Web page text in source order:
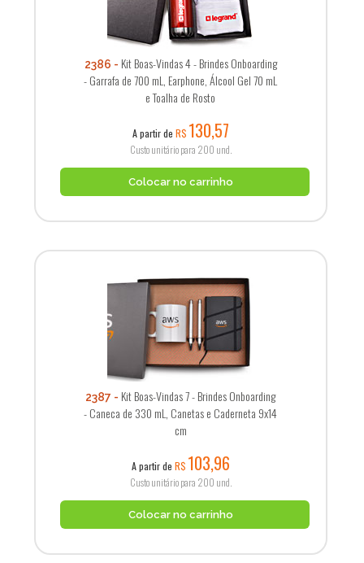
2386
Kit Boas-Vindas 4 - Brindes Onboarding
- Garrafa de 700 mL, Earphone, Álcool Gel 70 mL
e Toalha de Rosto
A partir de R$ 130,57
Custo unitário para 200 und.
Colocar no carrinho
2387
Kit Boas-Vindas 7 - Brindes Onboarding
- Caneca de 330 mL, Canetas e Caderneta 9x14
cm
A partir de R$ 103,96
Custo unitário para 200 und.
Colocar no carrinho